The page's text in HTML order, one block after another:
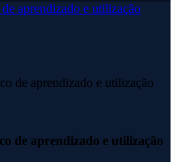
aprendizado e utilização
de aprendizado e utilização